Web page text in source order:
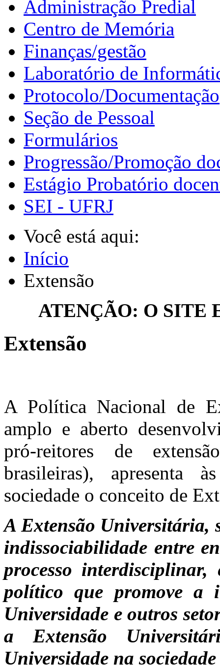
Administração Predial
Centro de Memória
Finanças/gestão
Laboratório de
Protocolo/Documentação
Seção de Pessoal
Formulários
Progressão/Promoção
Estágio Probatório
SEI - UFRJ
Você está aqui:
Início
Extensão
ATENÇÃO: O SITE
Extensão
A Política Nacional de
amplo e aberto
pró-reitores de
brasileiras), apresenta
sociedade o conceito de
A Extensão Universitária,
indissociabilidade entre
processo
político que promove a
Universidade e outros
a Extensão
Universidade na